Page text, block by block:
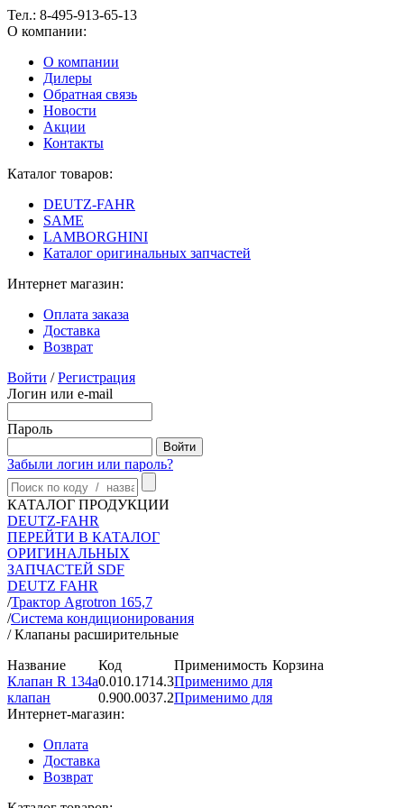
Тел.: 8-495-913-65-13
О компании:
О компании
Дилеры
Обратная связь
Новости
Акции
Контакты
Каталог товаров:
DEUTZ-FAHR
SAME
LAMBORGHINI
Каталог оригинальных запчастей
Интернет магазин:
Оплата заказа
Доставка
Возврат
Войти / Регистрация
Логин или e-mail
Пароль
Забыли логин или пароль?
КАТАЛОГ ПРОДУКЦИИ
DEUTZ-FAHR
ПЕРЕЙТИ В КАТАЛОГ
ОРИГИНАЛЬНЫХ
ЗАПЧАСТЕЙ SDF
DEUTZ FAHR
/Трактор Agrotron 165,7
/Система кондиционирования
/ Клапаны расширительные
Название
Код Применимость Корзина
Клапан R 134a0.010.1714.3Применимо для
клапан
0.900.0037.2Применимо для
Интернет-магазин:
Оплата
Доставка
Возврат